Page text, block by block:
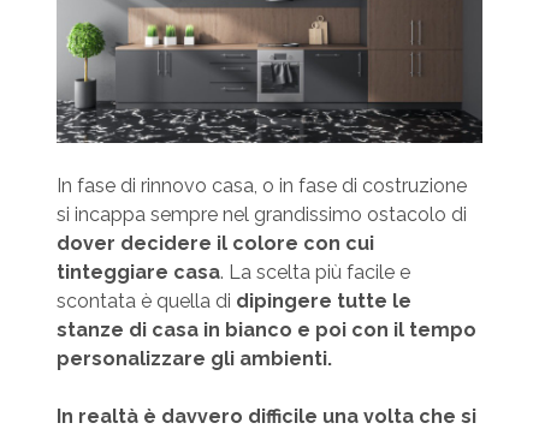
In fase di rinnovo casa, o in fase di costruzione
si incappa sempre nel grandissimo ostacolo di
dover decidere il colore con cui
tinteggiare casa. La scelta più facile e
scontata è quella di dipingere tutte le
stanze di casa in bianco e poi con il tempo
personalizzare gli ambienti.
In realtà è davvero difficile una volta che si